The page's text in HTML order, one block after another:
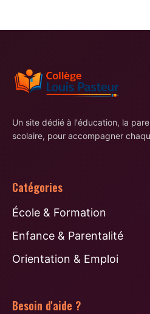
Un site dédié à l'éducation, la
scolaire, pour accompagner
Catégories
École & Formation
Enfance & Parentalité
Orientation & Emploi
Besoin d'aide ?